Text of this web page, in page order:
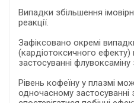
Випадки збільшення
реакції.
Зафіксовано окремі
(кардіотоксичного
застосуванні
Рівень кофеїну у плазмі
одночасному